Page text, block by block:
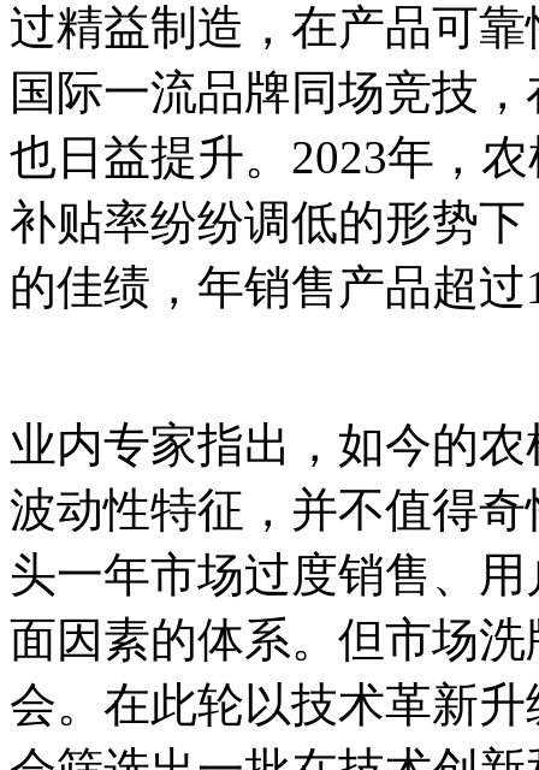
过精益制造，在产品可
国际一流品牌同场竞技
也日益提升。2023年，
补贴率纷纷调低的形势
的佳绩，年销售产品超
业内专家指出，如今的
波动性特征，并不值得
头一年市场过度销售、
面因素的体系。但市场
会。在此轮以技术革新